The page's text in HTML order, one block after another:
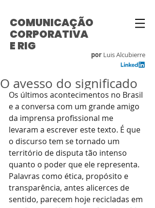
por Luis Alcubierre
COMUNICAÇÃO
CORPORATIVA
E RIG
O avesso do significado
Os últimos acontecimentos no Brasil
e a conversa com um grande amigo
da imprensa profissional me
levaram a escrever este texto. É que
o discurso tem se tornado um
território de disputa tão intenso
quanto o poder que ele representa.
Palavras como ética, propósito e
transparência, antes alicerces de
sentido, parecem hoje recicladas em